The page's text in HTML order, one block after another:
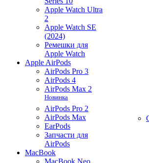
Apple Watch Ultra
2
Apple Watch SE
(2024)
Ремешки для
Apple Watch
Apple AirPods
AirPods Pro 3
AirPods 4
AirPods Max 2
Новинка
AirPods Pro 2
AirPods Max
EarPods
Запчасти для
AirPods
MacBook
MacBook Neo